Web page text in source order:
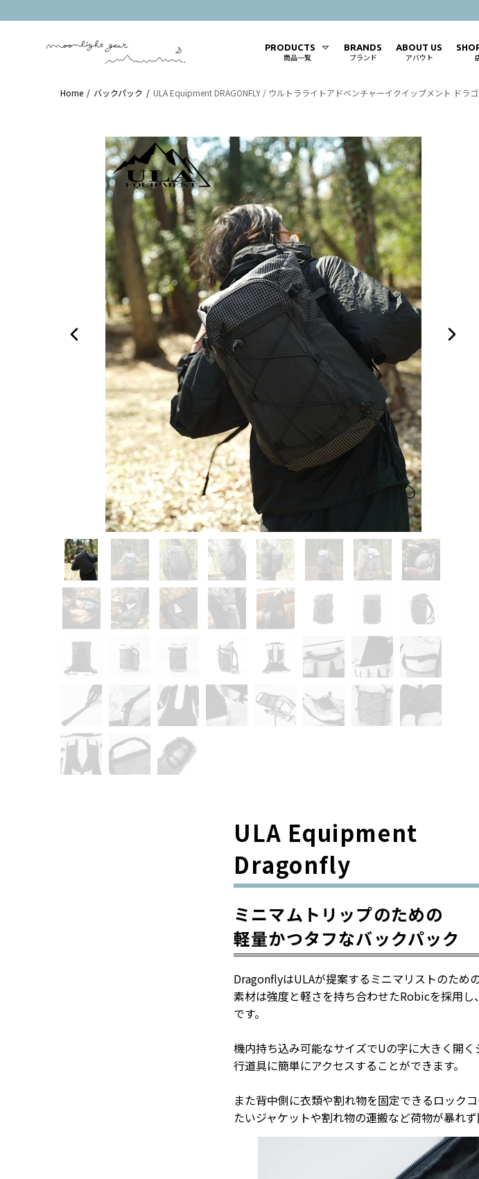
PRODUCTS
商品一覧
BRANDS
ブランド
ABOUT US
アバウト
Home バックパック ULA Equipment DRAGONFLY / ウルトラライトアドベンチャーイクイップメント ドラ
ULA Equipment
Dragonfly
ミニマムトリップのための
軽量かつタフなバックパック
DragonflyはULAが提案するミニマリストのため
素材は強度と軽さを持ち合わせたRobicを採用
です。
機内持ち込み可能なサイズでUの字に大きく開
行道具に簡単にアクセスすることができます。
また背中側に衣類や割れ物を固定できるロック
たいジャケットや割れ物の運搬など荷物が暴れ